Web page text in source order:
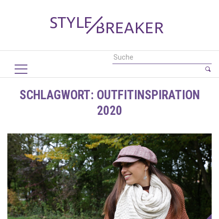
SCHLAGWORT: OUTFITINSPIRATION
2020